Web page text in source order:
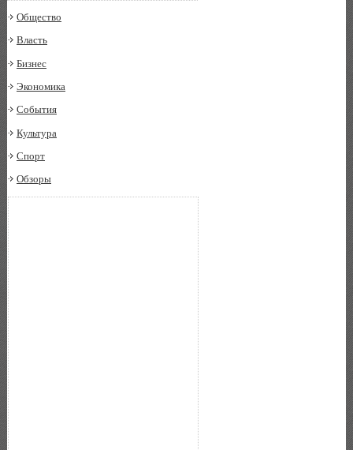
Общество
Власть
Бизнес
Экономика
События
Культура
Спорт
Обзоры